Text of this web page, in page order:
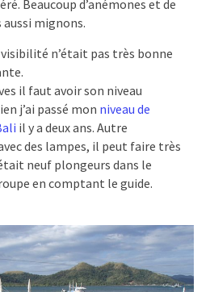
Beaucoup d’anémones et de
mignons.
n’était pas très bonne
il faut avoir son niveau
j’ai passé mon niveau de
il y a deux ans. Autre
des lampes, il peut faire très
neuf plongeurs dans le
en comptant le guide.